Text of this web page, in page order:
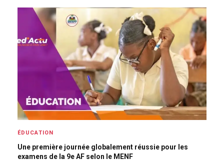
ÉDUCATION
Une première journée globalement réussie pour les
examens de la 9e AF selon le MENF